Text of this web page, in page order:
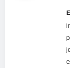
Mais chers
esclaves; Dans
c’est encore vrai
diable ?
alors que nous